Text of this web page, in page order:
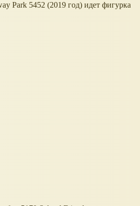
Park 5452 (2019 год) идет фигурка